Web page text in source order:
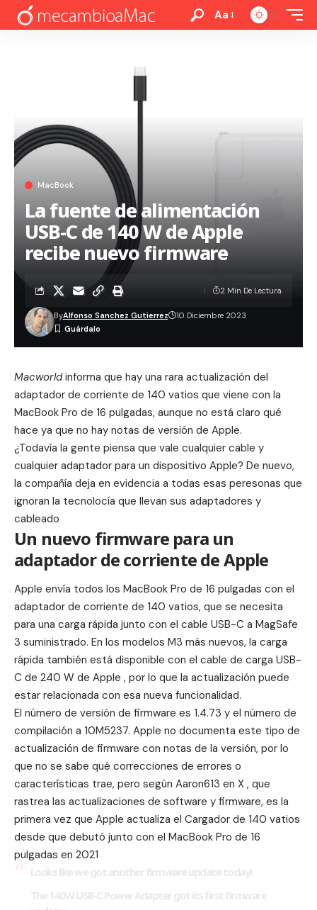
Aa
MacBook
La fuente de alimentación
USB-C de 140 W de Apple
recibe nuevo firmware
ByAlfonso Sanchez Gutierrez 10 Diciembre 2023
2 Min De Lectura
Macworldinforma que hay una rara actualización del
adaptador de corriente de 140 vatios que viene con la
MacBook Pro de 16 pulgadas, aunque no está claro qué
hace ya que no hay notas de versión de Apple.
¿Todavía la gente piensa que vale cualquier cable y
cualquier adaptador para un dispositivo Apple? De nuevo,
la compañía deja en evidencia a todas esas peresonas que
ignoran la tecnolocía que llevan sus adaptadores y
cableado
Un nuevo firmware para un
adaptador de corriente de Apple
Apple envía todos los MacBook Pro de 16 pulgadas con el
adaptador de corriente de 140 vatios, que se necesita
para una carga rápida junto con el cable USB-C a MagSafe
3 suministrado. En los modelos M3 más nuevos, la carga
rápida también está disponible con el cable de carga USB-
C de 240 W de Apple , por lo que la actualización puede
estar relacionada con esa nueva funcionalidad.
El número de versión de firmware es 1.4.73 y el número de
compilación a 10M5237. Apple no documenta este tipo de
actualización de firmware con notas de la versión, por lo
que no se sabe qué correcciones de errores o
características trae, pero según Aaron613 en X , que
rastrea las actualizaciones de software y firmware, es la
primera vez que Apple actualiza el Cargador de 140 vatios
desde que debutó junto con el MacBook Pro de 16
pulgadas en 2021